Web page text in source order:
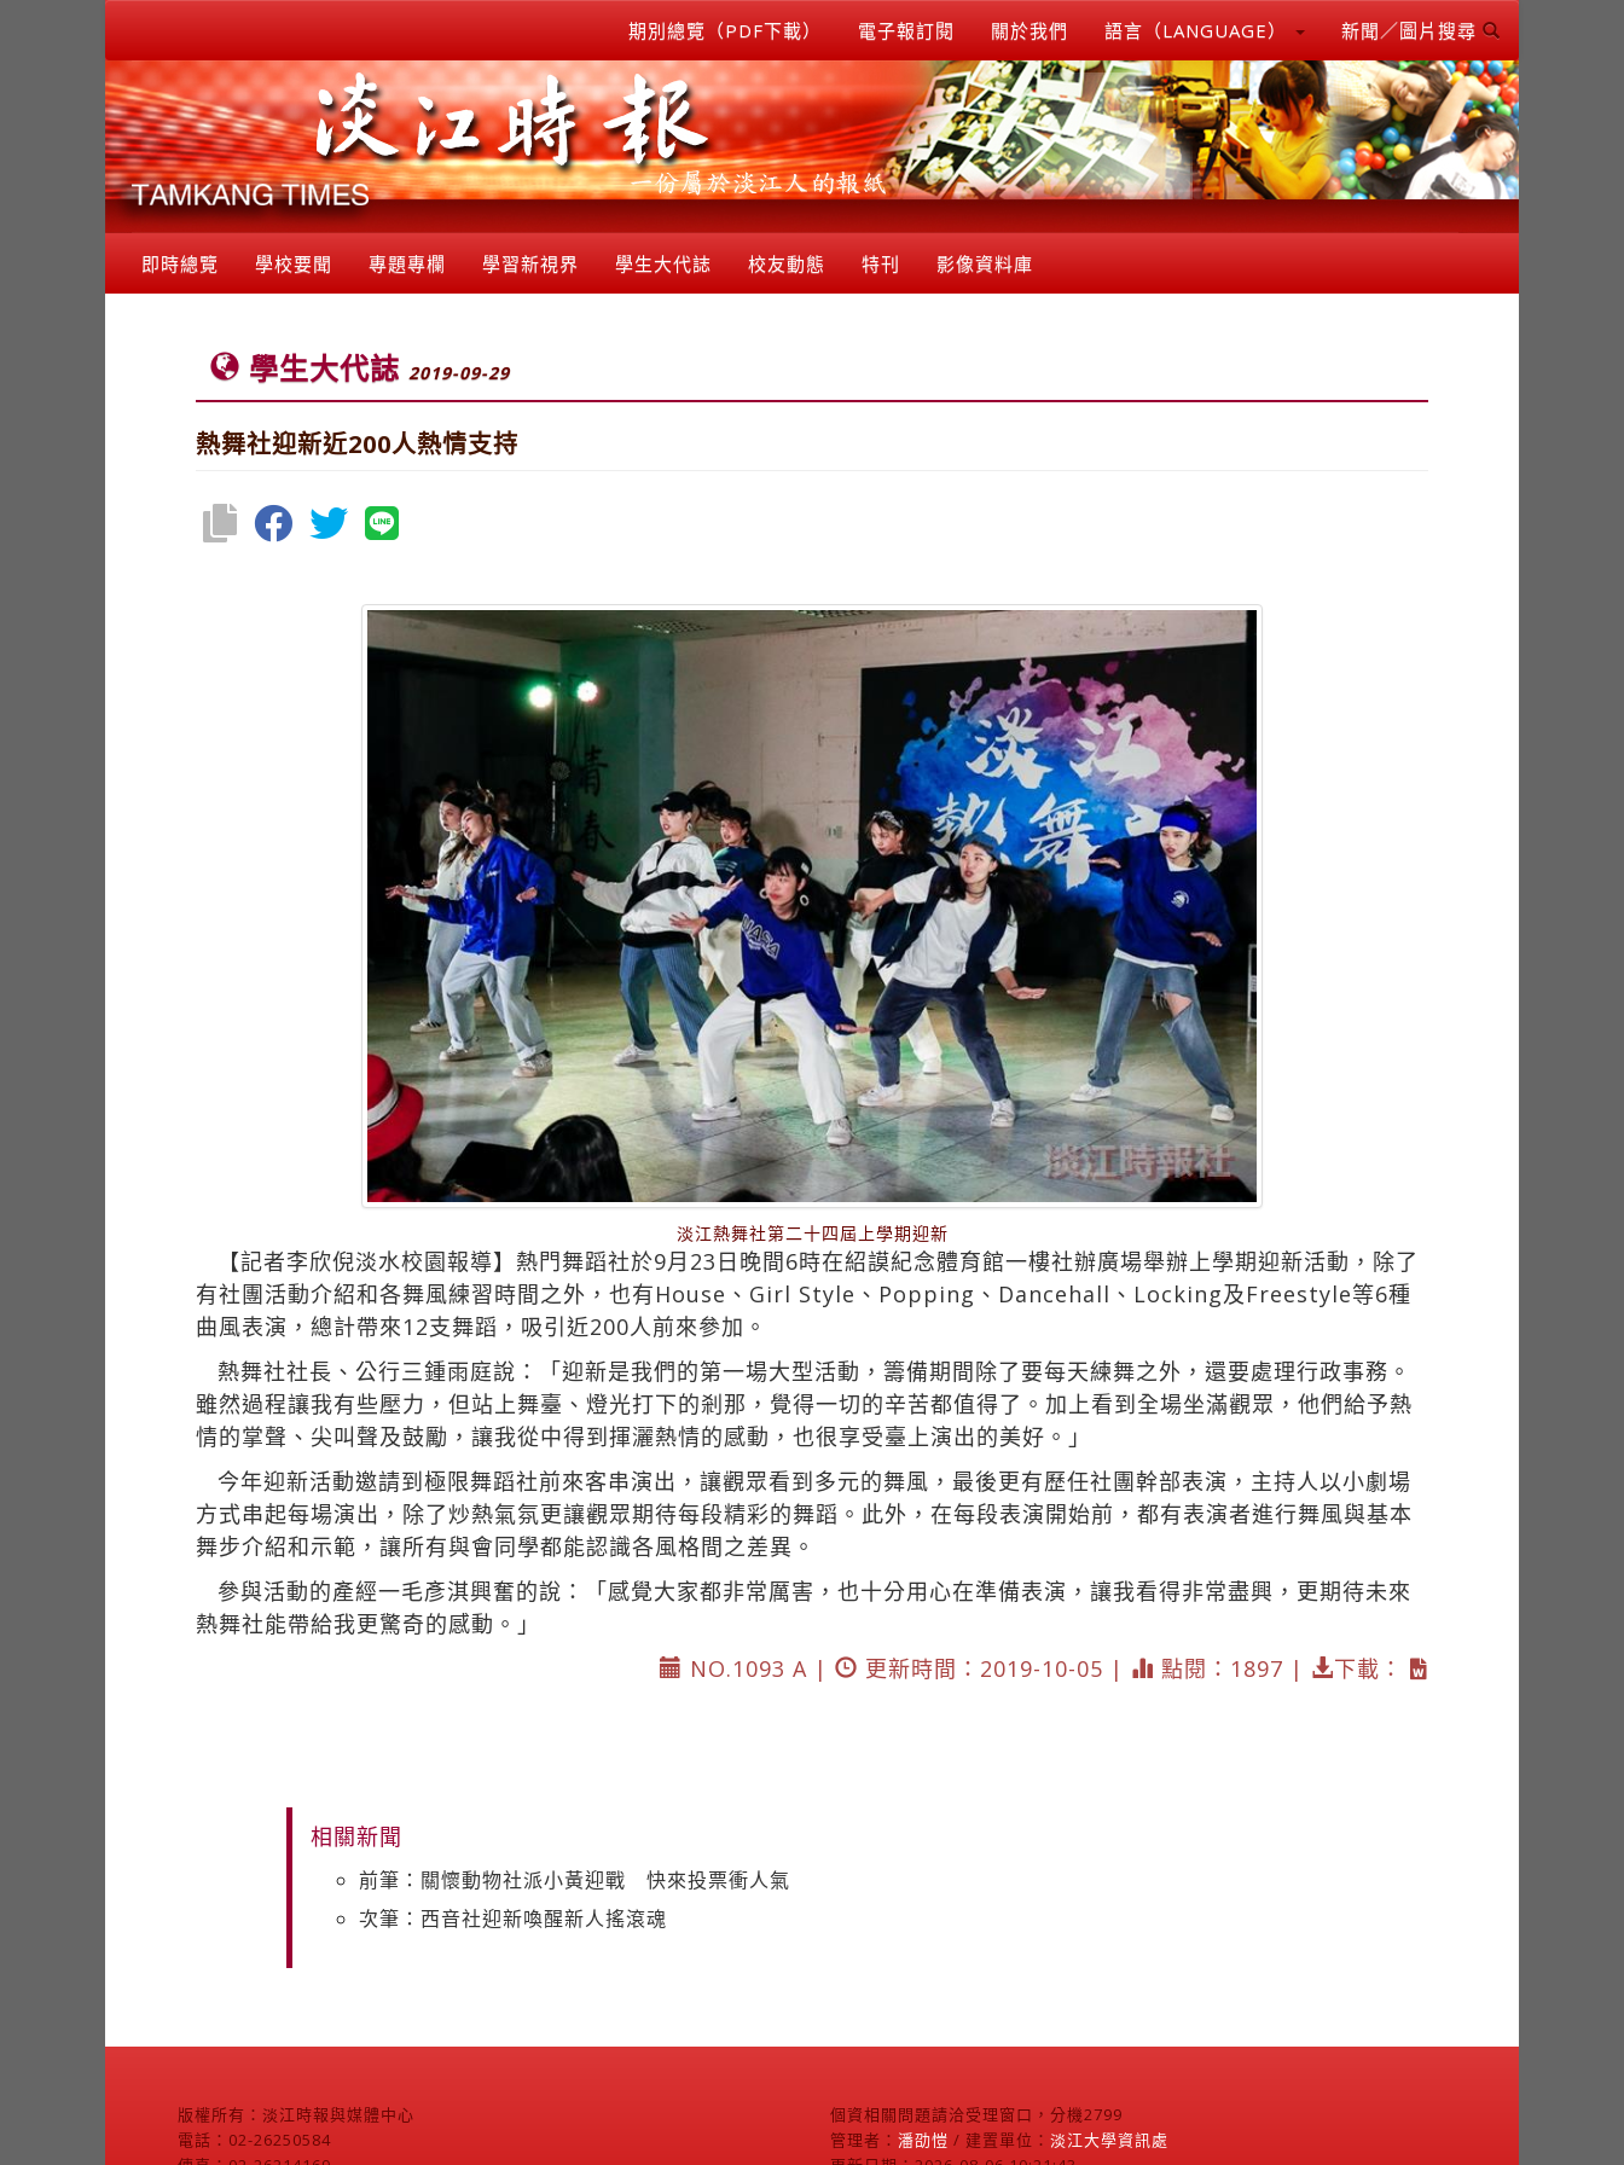
期別總覽（PDF下載） 電子報訂閱 關於我們 語言（LANGUAGE） 新聞／圖片搜尋
即時總覽 學校要聞 專題專欄 學習新視界 學生大代誌 校友動態 特刊 影像資料庫
學生大代誌 2019-09-29
熱舞社迎新近200人熱情支持
淡江熱舞社第二十四屆上學期迎新
【記者李欣倪淡水校園報導】熱門舞蹈社於9月23日晚間6時在紹謨紀念體育館一樓社辦廣場舉辦上學期迎新活動，除了
有社團活動介紹和各舞風練習時間之外，也有House、Girl Style、Popping、Dancehall、Locking及Freestyle等6種
曲風表演，總計帶來12支舞蹈，吸引近200人前來參加。
熱舞社社長、公行三鍾雨庭說：「迎新是我們的第一場大型活動，籌備期間除了要每天練舞之外，還要處理行政事務。
雖然過程讓我有些壓力，但站上舞臺、燈光打下的剎那，覺得一切的辛苦都值得了。加上看到全場坐滿觀眾，他們給予熱
情的掌聲、尖叫聲及鼓勵，讓我從中得到揮灑熱情的感動，也很享受臺上演出的美好。」
今年迎新活動邀請到極限舞蹈社前來客串演出，讓觀眾看到多元的舞風，最後更有歷任社團幹部表演，主持人以小劇場
方式串起每場演出，除了炒熱氣氛更讓觀眾期待每段精彩的舞蹈。此外，在每段表演開始前，都有表演者進行舞風與基本
舞步介紹和示範，讓所有與會同學都能認識各風格間之差異。
參與活動的產經一毛彥淇興奮的說：「感覺大家都非常厲害，也十分用心在準備表演，讓我看得非常盡興，更期待未來
熱舞社能帶給我更驚奇的感動。」
NO.1093 A |
更新時間：2019-10-05 | 點閱：1897 | 下載：
相關新聞
前筆：關懷動物社派小黃迎戰 快來投票衝人氣
次筆：西音社迎新喚醒新人搖滾魂
版權所有：淡江時報與媒體中心
電話：02-26250584
個資相關問題請洽受理窗口，分機2799
管理者： 潘劭愷 / 建置單位： 淡江大學資訊處